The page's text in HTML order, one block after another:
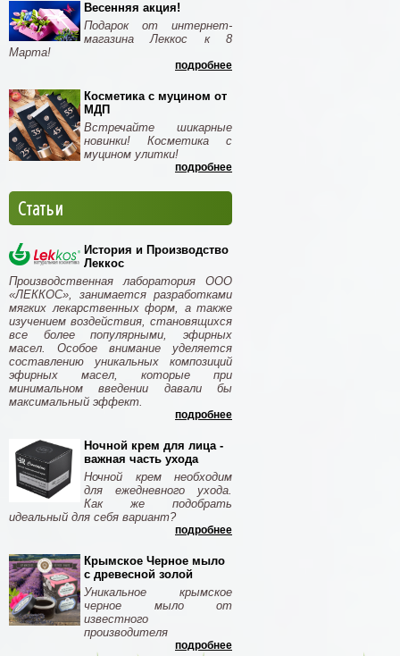
Весенняя акция!
Подарок от интернет-
магазина Леккос к 8
Марта!
подробнее
Косметика с муцином от
МДП
Встречайте шикарные
новинки! Косметика с
муцином улитки!
подробнее
Статьи
История и Производство
Леккос
Производственная лаборатория ООО
«ЛЕККОС», занимается разработками
мягких лекарственных форм, а также
изучением воздействия, становящихся
все более популярными, эфирных
масел. Особое внимание уделяется
составлению уникальных композиций
эфирных масел, которые при
минимальном введении давали бы
максимальный эффект.
подробнее
Ночной крем для лица -
важная часть ухода
Ночной крем необходим
для ежедневного ухода.
Как же подобрать
идеальный для себя вариант?
подробнее
Крымское Черное мыло
с древесной золой
Уникальное крымское
черное мыло от
известного
производителя
подробнее